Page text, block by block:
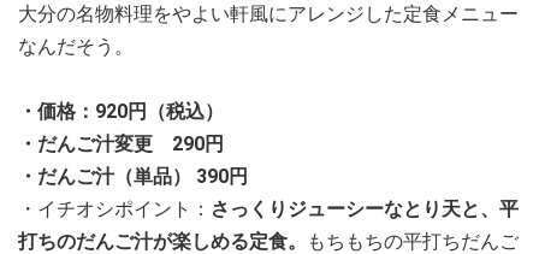
大分の名物料理をやよい軒風にアレンジした定食メニュー
なんだそう。
・価格：920円（税込）
・だんご汁変更 290円
・だんご汁（単品） 390円
・イチオシポイント： さっくりジューシーなとり天と、平
打ちのだんご汁が楽しめる定食。
もちもちの平打ちだんご